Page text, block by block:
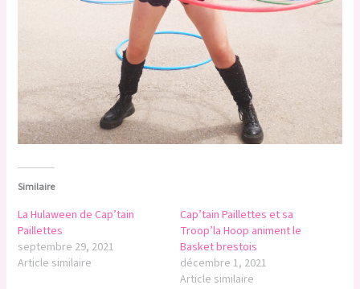
Similaire
La Hulaween de Cap’tain
Paillettes
septembre 29, 2021
Article similaire
Cap’tain Paillettes et sa
Troop’la Hoop animent le
Basket brestois
décembre 1, 2021
Article similaire